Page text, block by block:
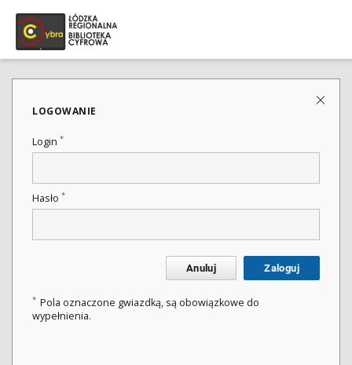
LOGOWANIE
Login *
Hasło *
Anuluj Zaloguj
* Pola oznaczone gwiazdką, są obowiązkowe do
wypełnienia.